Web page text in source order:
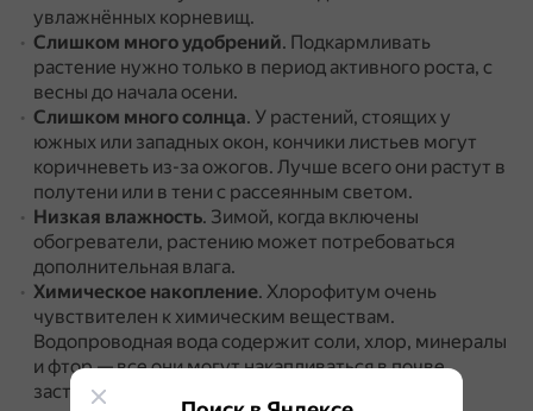
увлажнённых корневищ.
Слишком много удобрений. Подкармливать
растение нужно только в период активного роста, с
весны до начала осени.
Слишком много солнца. У растений, стоящих у
южных или западных окон, кончики листьев могут
коричневеть из-за ожогов. Лучше всего они растут в
полутени или в тени с рассеянным светом.
Низкая влажность. Зимой, когда включены
обогреватели, растению может потребоваться
дополнительная влага.
Химическое накопление. Хлорофитум очень
чувствителен к химическим веществам.
Водопроводная вода содержит соли, хлор, минералы
и фтор — все они могут накапливаться в почве,
заставляя листья «гореть» и становиться